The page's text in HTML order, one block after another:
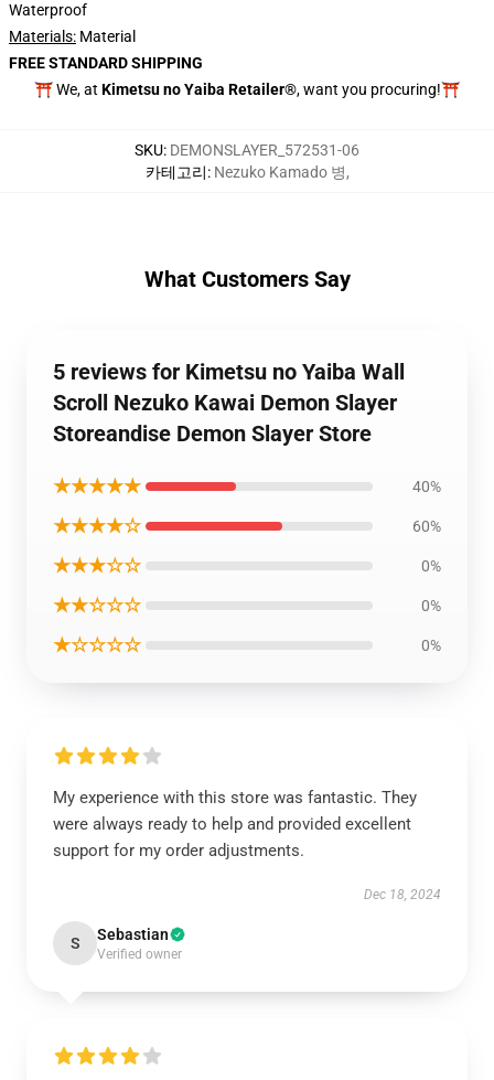
Waterproof
Materials: Material
FREE STANDARD SHIPPING
⛩️ We, at Kimetsu no Yaiba Retailer®, want you procuring!⛩️
SKU: DEMONSLAYER_572531-06
카테고리: Nezuko Kamado 병,
What Customers Say
5 reviews for Kimetsu no Yaiba Wall
Scroll Nezuko Kawai Demon Slayer
Storeandise Demon Slayer Store
★★★★★ 40%
★★★★☆ 60%
★★★☆☆ 0%
★★☆☆☆ 0%
★☆☆☆☆ 0%
My experience with this store was fantastic. They
were always ready to help and provided excellent
support for my order adjustments.
Dec 18, 2024
S Sebastian
Verified owner